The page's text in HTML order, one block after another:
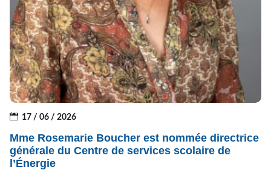
17 / 06 / 2026
Mme Rosemarie Boucher est nommée directrice
générale du Centre de services scolaire de
l’Énergie